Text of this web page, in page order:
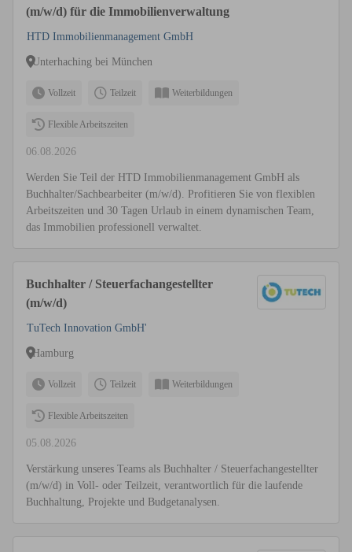
(m/w/d) für die Immobilienverwaltung
HTD Immobilienmanagement GmbH
Unterhaching bei München
Vollzeit Teilzeit Weiterbildungen
Flexible Arbeitszeiten
06.08.2026
Werden Sie Teil der HTD Immobilienmanagement GmbH als
Buchhalter/Sachbearbeiter (m/w/d). Profitieren Sie von flexiblen
Arbeitszeiten und 30 Tagen Urlaub in einem dynamischen Team,
das Immobilien professionell verwaltet.
Buchhalter / Steuerfachangestellter
(m/w/d)
TuTech Innovation GmbH'
Hamburg
Vollzeit Teilzeit Weiterbildungen
Flexible Arbeitszeiten
05.08.2026
Verstärkung unseres Teams als Buchhalter / Steuerfachangestellter
(m/w/d) in Voll- oder Teilzeit, verantwortlich für die laufende
Buchhaltung, Projekte und Budgetanalysen.